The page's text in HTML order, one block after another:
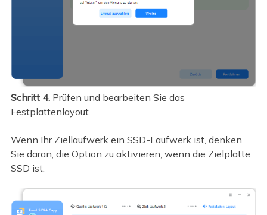
Schritt 4.Prüfen und bearbeiten Sie das
Festplattenlayout.
Wenn Ihr Ziellaufwerk ein SSD-Laufwerk ist, denken
Sie daran, die Option zu aktivieren, wenn die Zielplatte
SSD ist.